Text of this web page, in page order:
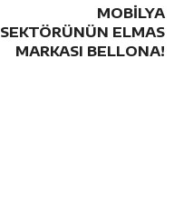
MOBİLYA
SEKTÖRÜNÜN ELMAS
MARKASI BELLONA!